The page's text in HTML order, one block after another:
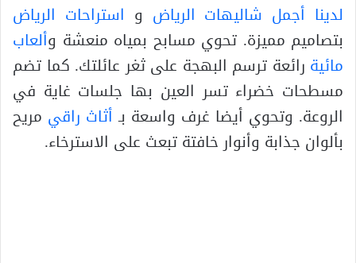
لدينا أجمل شاليهات الرياض و استراحات الرياض
بتصاميم مميزة. تحوي مسابح بمياه منعشة وألعاب
مائية رائعة ترسم البهجة على ثغر عائلتك. كما تضم
مسطحات خضراء تسر العين بها جلسات غاية في
الروعة. وتحوي أيضا غرف واسعة بـأثاث راقي مريح
بألوان جذابة وأنوار خافتة تبعث على الاسترخاء.